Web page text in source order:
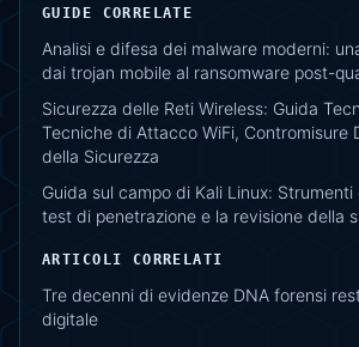
GUIDE CORRELATE
Analisi e difesa dei malware moderni:
dai trojan mobile al ransomware post-
Sicurezza delle Reti Wireless: Guida
Tecniche di Attacco WiFi, Contromisure
della Sicurezza
Guida sul campo di Kali Linux: Strumenti
test di penetrazione e la revisione della
ARTICOLI CORRELATI
Tre decenni di evidenze DNA forensi
digitale